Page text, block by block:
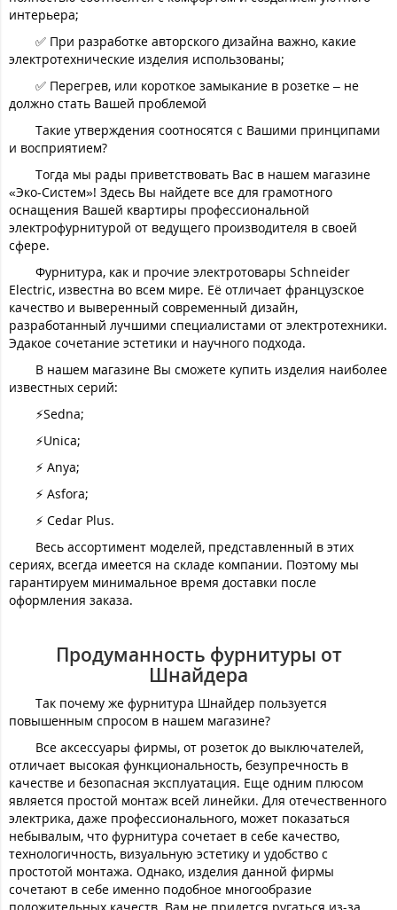
интерьера;
✅ При разработке авторского дизайна важно, какие
электротехнические изделия использованы;
✅ Перегрев, или короткое замыкание в розетке – не
должно стать Вашей проблемой
Такие утверждения соотносятся с Вашими принципами
и восприятием?
Тогда мы рады приветствовать Вас в нашем магазине
«Эко-Систем»! Здесь Вы найдете все для грамотного
оснащения Вашей квартиры профессиональной
электрофурнитурой от ведущего производителя в своей
сфере.
Фурнитура, как и прочие электротовары Schneider
Electric, известна во всем мире. Её отличает французское
качество и выверенный современный дизайн,
разработанный лучшими специалистами от электротехники.
Эдакое сочетание эстетики и научного подхода.
В нашем магазине Вы сможете купить изделия наиболее
известных серий:
⚡️Sedna;
⚡️Unica;
⚡️ Anya;
⚡️ Asfora;
⚡️ Cedar Plus.
Весь ассортимент моделей, представленный в этих
сериях, всегда имеется на складе компании. Поэтому мы
гарантируем минимальное время доставки после
оформления заказа.
Продуманность фурнитуры от
Шнайдера
Так почему же фурнитура Шнайдер пользуется
повышенным спросом в нашем магазине?
Все аксессуары фирмы, от розеток до выключателей,
отличает высокая функциональность, безупречность в
качестве и безопасная эксплуатация. Еще одним плюсом
является простой монтаж всей линейки. Для отечественного
электрика, даже профессионального, может показаться
небывалым, что фурнитура сочетает в себе качество,
технологичность, визуальную эстетику и удобство с
простотой монтажа. Однако, изделия данной фирмы
сочетают в себе именно подобное многообразие